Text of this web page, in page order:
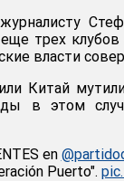
трех
власти
Китай
в этом
en
Puerto".